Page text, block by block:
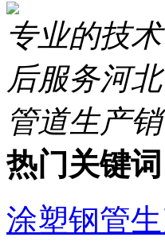
专业的技
后服务河
管道生产
热门关键词
涂塑钢管